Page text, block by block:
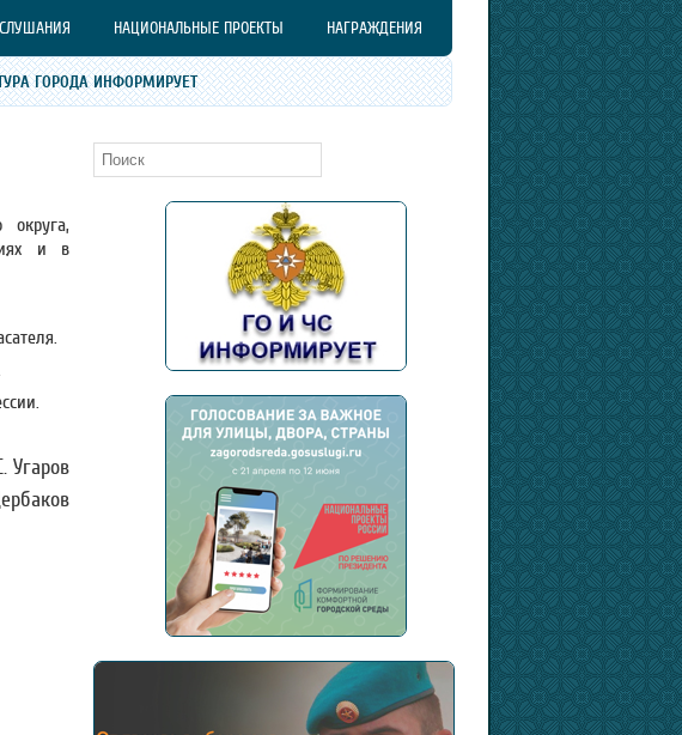
НАЦИОНАЛЬНЫЕ ПРОЕКТЫ НАГРАЖДЕНИЯ
ГОРОДА ИНФОРМИРУЕТ
и в
Угаров
Поиск